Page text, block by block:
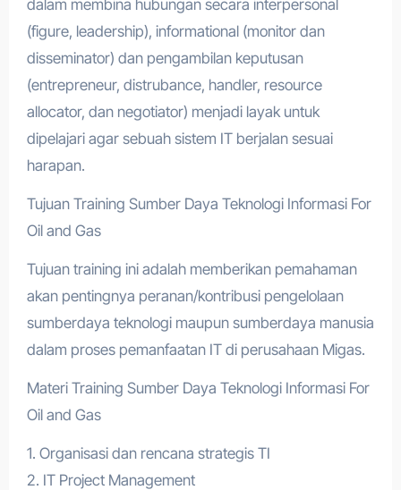
dalam membina hubungan secara interpersonal
(figure, leadership), informational (monitor dan
disseminator) dan pengambilan keputusan
(entrepreneur, distrubance, handler, resource
allocator, dan negotiator) menjadi layak untuk
dipelajari agar sebuah sistem IT berjalan sesuai
harapan.
Tujuan Training Sumber Daya Teknologi Informasi For
Oil and Gas
Tujuan training ini adalah memberikan pemahaman
akan pentingnya peranan/kontribusi pengelolaan
sumberdaya teknologi maupun sumberdaya manusia
dalam proses pemanfaatan IT di perusahaan Migas.
Materi Training Sumber Daya Teknologi Informasi For
Oil and Gas
1. Organisasi dan rencana strategis TI
2. IT Project Management